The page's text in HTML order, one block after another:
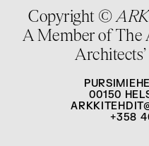
00150
+358
Copyright ©
A Member of The